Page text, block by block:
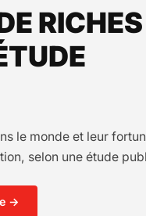
le monde et leur
selon une étude
→